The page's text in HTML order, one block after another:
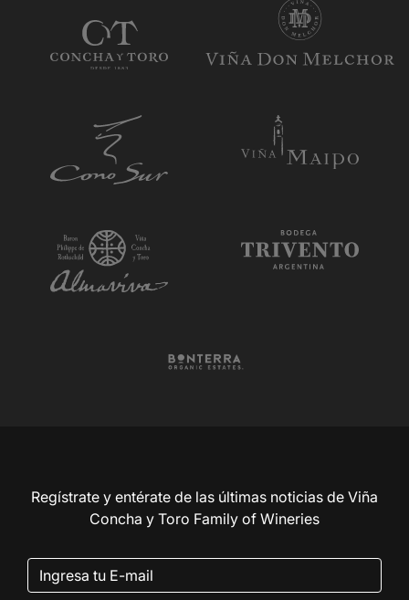
Regístrate y entérate de las últimas noticias de Viña
Concha y Toro Family of Wineries